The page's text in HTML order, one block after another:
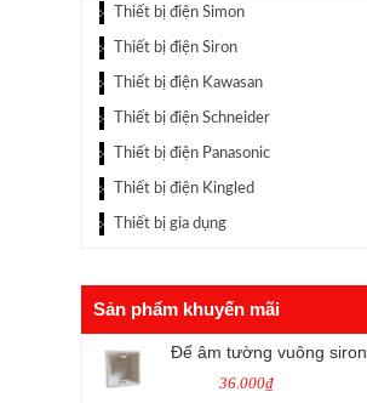
Thiết bị điện Simon
Thiết bị điện Siron
Thiết bị điện Kawasan
Thiết bị điện Schneider
Thiết bị điện Panasonic
Thiết bị điện Kingled
Thiết bị gia dụng
Sản phẩm khuyến mãi
Đế âm tường vuông siron
36.000₫